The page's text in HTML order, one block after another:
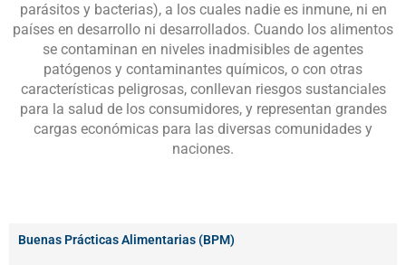
parásitos y bacterias), a los cuales nadie es inmune, ni en
países en desarrollo ni desarrollados. Cuando los alimentos
se contaminan en niveles inadmisibles de agentes
patógenos y contaminantes químicos, o con otras
características peligrosas, conllevan riesgos sustanciales
para la salud de los consumidores, y representan grandes
cargas económicas para las diversas comunidades y
naciones.
Buenas Prácticas Alimentarias (BPM)